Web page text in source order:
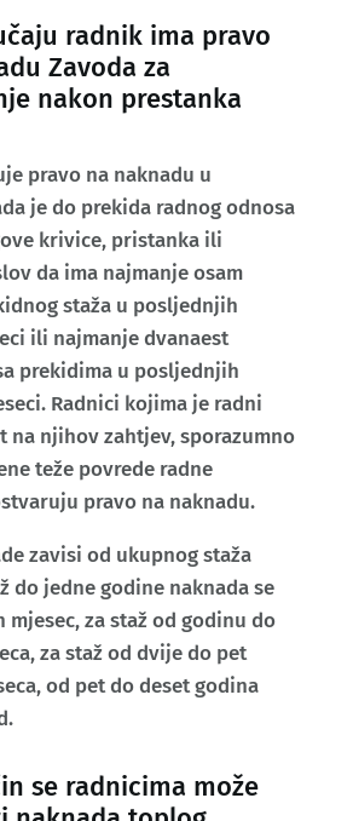
radnik ima pravo
Zavoda za
nakon prestanka
pravo na naknadu u
je do prekida radnog odnosa
krivice, pristanka ili
da ima najmanje osam
staža u posljednjih
ili najmanje dvanaest
prekidima u posljednjih
Radnici kojima je radni
na njihov zahtjev, sporazumno
teže povrede radne
pravo na naknadu.
zavisi od ukupnog staža
do jedne godine naknada se
mjesec, za staž od godinu do
za staž od dvije do pet
od pet do deset godina
se radnicima može